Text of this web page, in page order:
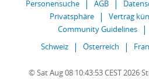
Personensuche AGB
Privatsphäre
Vertrag
Community Guidelines
Schweiz
Österreich
© Sat Aug 08 10:43:53 CEST 2026